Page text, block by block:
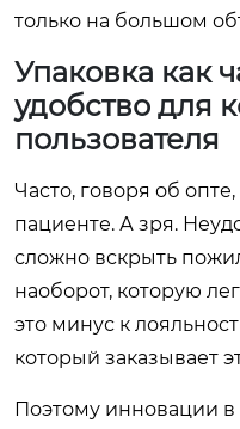
только на большом
Упаковка как
удобство для
пользователя
Часто, говоря об
пациенте. А зря.
сложно вскрыть
наоборот, которую
это минус к
который заказывает
Поэтому инновации в